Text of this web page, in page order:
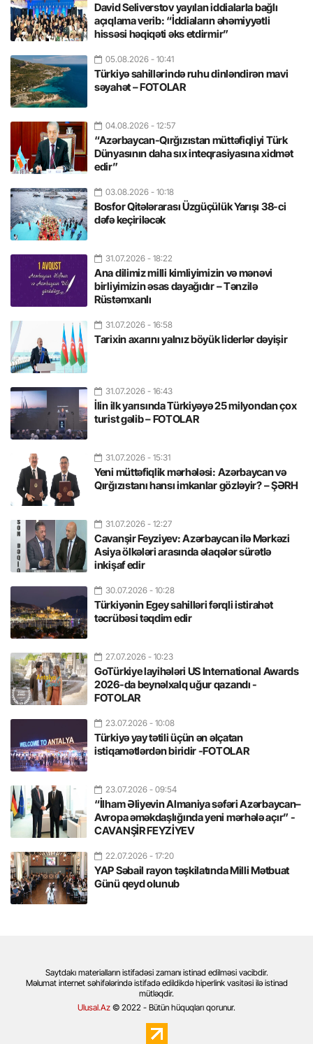
David Seliverstov yayılan iddialarla bağlı
açıqlama verib: “İddiaların əhəmiyyətli
hissəsi həqiqəti əks etdirmir”
05.08.2026 - 10:41
Türkiyə sahillərində ruhu dinləndirən mavi
səyahət – FOTOLAR
04.08.2026 - 12:57
“Azərbaycan-Qırğızıstan müttəfiqliyi Türk
Dünyasının daha sıx inteqrasiyasına xidmət
edir”
03.08.2026 - 10:18
Bosfor Qitələrarası Üzgüçülük Yarışı 38-ci
dəfə keçiriləcək
31.07.2026 - 18:22
Ana dilimiz milli kimliyimizin və mənəvi
birliyimizin əsas dayağıdır – Tənzilə
Rüstəmxanlı
31.07.2026 - 16:58
Tarixin axarını yalnız böyük liderlər dəyişir
31.07.2026 - 16:43
İlin ilk yarısında Türkiyəyə 25 milyondan çox
turist gəlib – FOTOLAR
31.07.2026 - 15:31
Yeni müttəfiqlik mərhələsi: Azərbaycan və
Qırğızıstanı hansı imkanlar gözləyir? – ŞƏRH
31.07.2026 - 12:27
Cavanşir Feyziyev: Azərbaycan ilə Mərkəzi
Asiya ölkələri arasında əlaqələr sürətlə
inkişaf edir
30.07.2026 - 10:28
Türkiyənin Egey sahilləri fərqli istirahət
təcrübəsi təqdim edir
27.07.2026 - 10:23
GoTürkiye layihələri US International Awards
2026-da beynəlxalq uğur qazandı -
FOTOLAR
23.07.2026 - 10:08
Türkiyə yay tətili üçün ən əlçatan
istiqamətlərdən biridir -FOTOLAR
23.07.2026 - 09:54
“İlham Əliyevin Almaniya səfəri Azərbaycan–
Avropa əməkdaşlığında yeni mərhələ açır” -
CAVANŞİR FEYZİYEV
22.07.2026 - 17:20
YAP Səbail rayon təşkilatında Milli Mətbuat
Günü qeyd olunub
Saytdakı materialların istifadəsi zamanı istinad edilməsi vacibdir.
Məlumat internet səhifələrində istifadə edildikdə hiperlink vasitəsi ilə istinad
mütləqdir.
Ulusal.Az © 2022 - Bütün hüquqları qorunur.